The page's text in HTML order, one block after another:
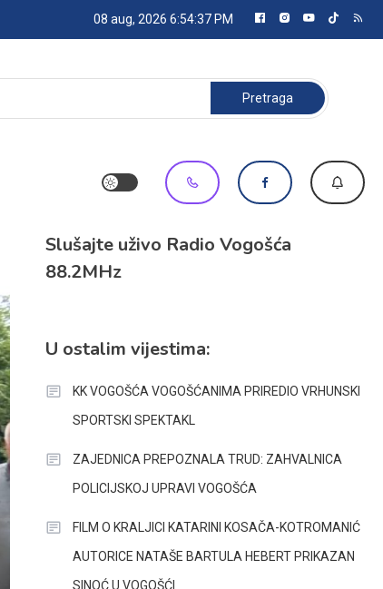
08 aug, 2026 6:54:37 PM
Pretraga:
Slušajte uživo Radio Vogošća
88.2MHz
U ostalim vijestima:
KK VOGOŠĆA VOGOŠĆANIMA PRIREDIO VRHUNSKI
SPORTSKI SPEKTAKL
ZAJEDNICA PREPOZNALA TRUD: ZAHVALNICA
POLICIJSKOJ UPRAVI VOGOŠĆA
FILM O KRALJICI KATARINI KOSAČA-KOTROMANIĆ
AUTORICE NATAŠE BARTULA HEBERT PRIKAZAN
SINOĆ U VOGOŠĆI